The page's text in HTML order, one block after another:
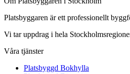
Platsbyggaren är ett professionellt
Vi tar uppdrag i hela
Våra tjänster
Platsbyggd Bokhylla